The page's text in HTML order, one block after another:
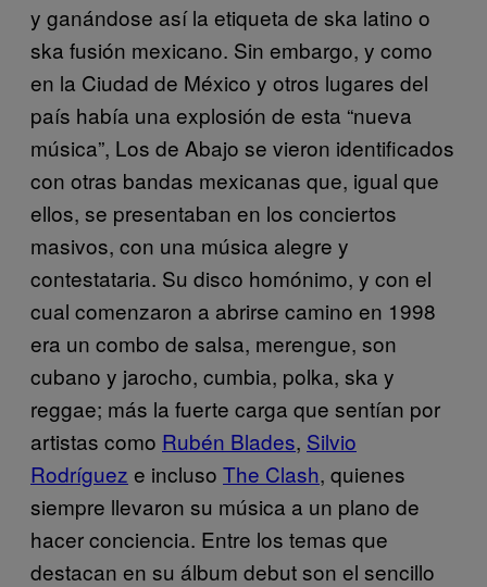
y ganándose así la etiqueta de ska latino o
ska fusión mexicano. Sin embargo, y como
en la Ciudad de México y otros lugares del
país había una explosión de esta “nueva
música”, Los de Abajo se vieron identificados
con otras bandas mexicanas que, igual que
ellos, se presentaban en los conciertos
masivos, con una música alegre y
contestataria. Su disco homónimo, y con el
cual comenzaron a abrirse camino en 1998
era un combo de salsa, merengue, son
cubano y jarocho, cumbia, polka, ska y
reggae; más la fuerte carga que sentían por
artistas como Rubén Blades, Silvio
Rodríguez e incluso The Clash, quienes
siempre llevaron su música a un plano de
hacer conciencia. Entre los temas que
destacan en su álbum debut son el sencillo